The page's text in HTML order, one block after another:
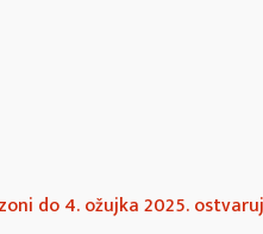
do 4. ožujka 2025.